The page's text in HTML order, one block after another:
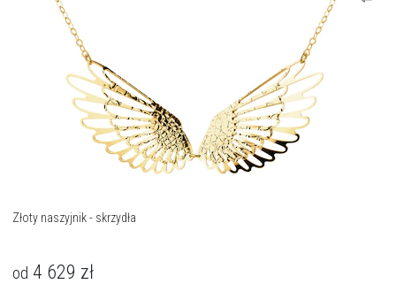
Złoty naszyjnik - skrzydła
od 4 629 zł